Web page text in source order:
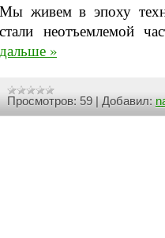
Мы живем в эпоху
стали неотъемлемой
дальше »
Просмотров: 59 Добавил: